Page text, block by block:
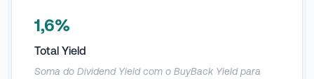
ação.
1,6%
Total Yield
Soma do Dividend Yield com o BuyBack Yield para